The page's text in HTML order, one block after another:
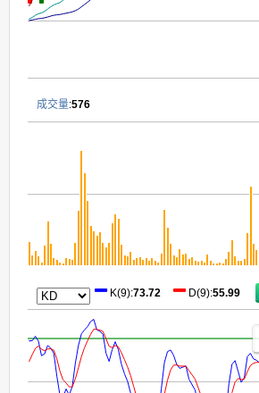
成交量:576
K(9):73.72 D(9):55.99